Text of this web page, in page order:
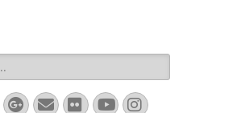
Googleplus
EmailFlickrYouTube
Instagram